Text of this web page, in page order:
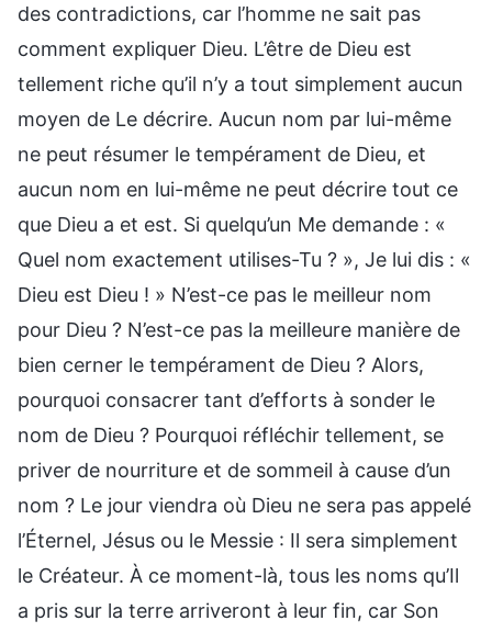
des contradictions, car l’homme ne sait pas
comment expliquer Dieu. L’être de Dieu est
tellement riche qu’il n’y a tout simplement aucun
moyen de Le décrire. Aucun nom par lui-même
ne peut résumer le tempérament de Dieu, et
aucun nom en lui-même ne peut décrire tout ce
que Dieu a et est. Si quelqu’un Me demande : «
Quel nom exactement utilises-Tu ? », Je lui dis : «
Dieu est Dieu ! » N’est-ce pas le meilleur nom
pour Dieu ? N’est-ce pas la meilleure manière de
bien cerner le tempérament de Dieu ? Alors,
pourquoi consacrer tant d’efforts à sonder le
nom de Dieu ? Pourquoi réfléchir tellement, se
priver de nourriture et de sommeil à cause d’un
nom ? Le jour viendra où Dieu ne sera pas appelé
l’Éternel, Jésus ou le Messie : Il sera simplement
le Créateur. À ce moment-là, tous les noms qu’Il
a pris sur la terre arriveront à leur fin, car Son